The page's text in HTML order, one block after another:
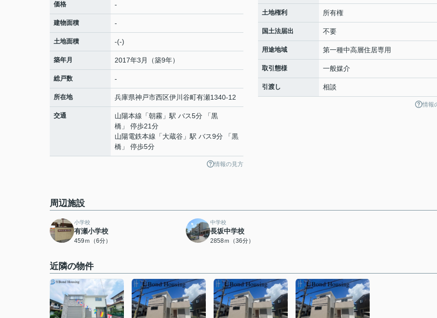
価格 -
建物面積 -
土地面積 -(-)
築年月 2017年3月（築9年）
総戸数 -
所在地 兵庫県神戸市西区伊川谷町有瀬1340-12
交通 山陽本線 「朝霧 」駅 バス5分 「黒
橋」 停歩21分
山陽電鉄本線 「大蔵谷 」駅 バス9分 「黒
橋」 停歩5分
情報の見方
土地権利 所有権
国土法届出 不要
用途地域 第一種中高層住居専用
取引態様 一般媒介
引渡し 相談
情報
周辺施設
小学校
有瀬小学校
459ｍ（6分）
中学校
長坂中学校
2858ｍ（36分）
近隣の物件